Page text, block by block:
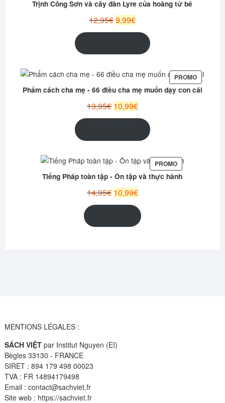
PROMOTION
Trịnh Công Sơn và cây đàn Lyre của hoàng tử bé
12,95€Le
9,99€Le
actuel
est :
PROMOPRODUIT
EN
Phẩm cách cha mẹ - 66 điều cha mẹ muốn dạy con cái
13,95€ Le
prix
10,99€Le
prix
actuel
est :
PROMOPRODUIT
EN
PROMOTION
Tiếng Pháp toàn tập - Ôn tập và thực hành
14,95€ Le
10,99€Le
actuel
est :
MENTIONS LÉGALES :
SÁCH VIỆTpar Institut Nguyen (EI)
Bègles 33130 - FRANCE
SIRET : 894 179 498 00023
TVA : FR 14894179498
Email : contact@sachviet.fr
Site web : https://sachviet.fr